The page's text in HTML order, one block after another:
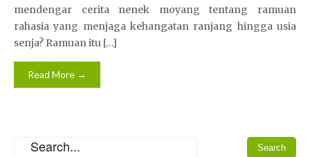
mendengar cerita nenek moyang tentang ramuan
rahasia yang menjaga kehangatan ranjang hingga usia
senja? Ramuan itu […]
Read More →